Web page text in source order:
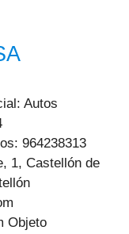
Autos
964238313
1, Castellón de
Objeto